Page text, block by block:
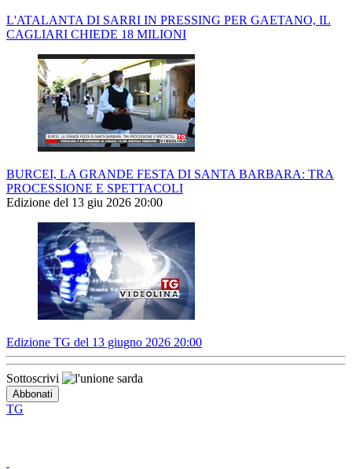
L'ATALANTA DI SARRI IN PRESSING PER GAETANO, IL
CAGLIARI CHIEDE 18 MILIONI
BURCEI, LA GRANDE FESTA DI SANTA BARBARA: TRA
PROCESSIONE E SPETTACOLI
Edizione del 13 giu 2026 20:00
Edizione TG del 13 giugno 2026 20:00
Sottoscrivi
TG